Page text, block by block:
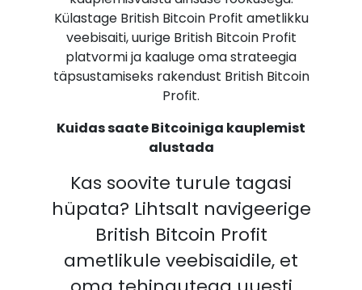
Külastage British Bitcoin Profit ametlikku
veebisaiti, uurige British Bitcoin Profit
platvormi ja kaaluge oma strateegia
täpsustamiseks rakendust British Bitcoin
Profit.
Kuidas saate Bitcoiniga kauplemist
alustada
Kas soovite turule tagasi
hüpata? Lihtsalt navigeerige
British Bitcoin Profit
ametlikule veebisaidile, et